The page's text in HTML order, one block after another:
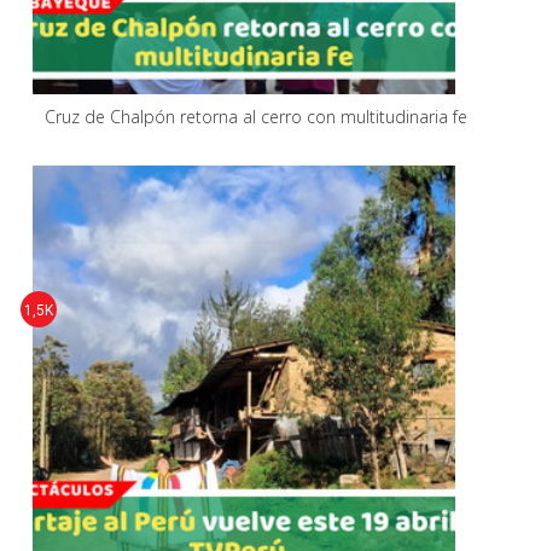
Cruz de Chalpón retorna al cerro con multitudinaria fe
1,5K